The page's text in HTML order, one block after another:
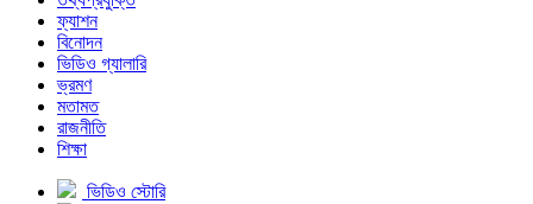
ফ্যাশন
বিনোদন
ভিডিও গ্যালারি
ভ্রমণ
মতামত
রাজনীতি
শিক্ষা
ভিডিও স্টোরি